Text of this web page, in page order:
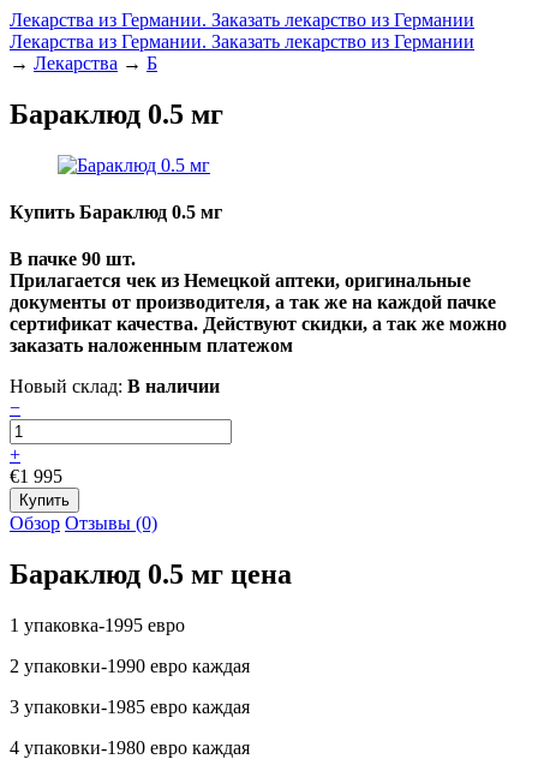
Лекарства из Германии. Заказать лекарство из Германии
Лекарства из Германии. Заказать лекарство из Германии
→ Лекарства → Б
Бараклюд 0.5 мг
Купить Бараклюд 0.5 мг
В пачке 90 шт.
Прилагается чек из Немецкой аптеки, оригинальные
документы от производителя, а так же на каждой пачке
сертификат качества. Действуют скидки, а так же можно
заказать наложенным платежом
Новый склад: В наличии
−
+
€1 995
Обзор Отзывы (0)
Бараклюд 0.5 мг цена
1 упаковка-1995 евро
2 упаковки-1990 евро каждая
3 упаковки-1985 евро каждая
4 упаковки-1980 евро каждая